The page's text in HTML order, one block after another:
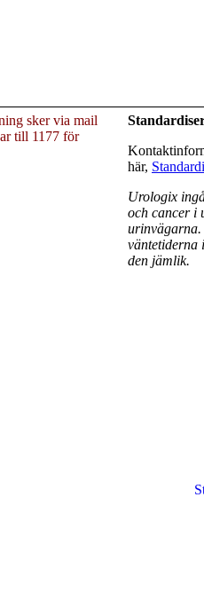
sker via mail
till 1177 för
här,
Urologix
och cancer i
urinvägarna.
väntetiderna
den jämlik.